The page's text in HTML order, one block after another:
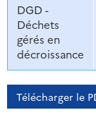
DGD -
Déchets
gérés en
décroissance
Télécharger le